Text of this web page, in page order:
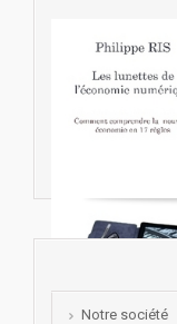
Notre société